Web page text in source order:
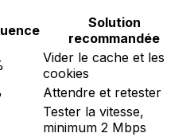
Solution
recommandée
Vider le cache et les
cookies
Attendre et retester
Tester la vitesse,
minimum 2 Mbps